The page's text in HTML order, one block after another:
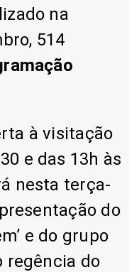
na
514
à visitação
e das 13h às
nesta terça-
do
e do grupo
regência do